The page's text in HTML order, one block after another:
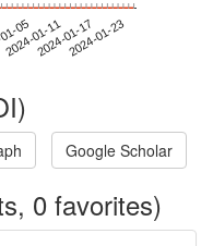
05
2024-01-112024-01-172024-01-23
Google Scholar
0 favorites)